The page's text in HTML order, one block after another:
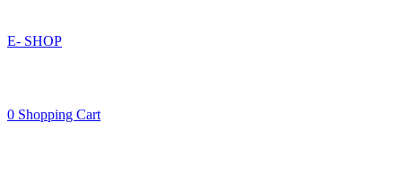
E- SHOP
0 Shopping Cart